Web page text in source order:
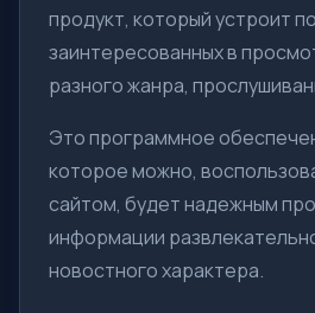
продукт, который устроит
заинтересованных в
разного жанра,
Это программное
которое можно,
сайтом, будет надежным
информации
новостного характера.